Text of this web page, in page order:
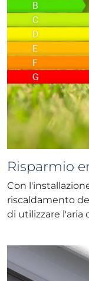
Risparmio
Con
riscaldamento
di utilizzare l'aria